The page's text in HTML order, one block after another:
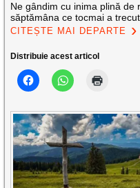
Ne gândim cu inima plină de
săptămâna ce tocmai a
CITEȘTE MAI DEPARTE
Distribuie acest articol